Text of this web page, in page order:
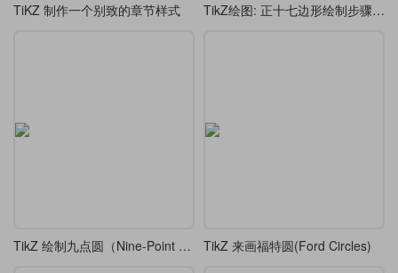
TiKZ 制作一个别致的章节样式 TikZ绘图: 正十七边形绘制步骤图(基于高斯的正十七边形证明)
TikZ 绘制九点圆（Nine-Point Circle），又称欧拉圆、费尔巴哈圆 TikZ 来画福特圆(Ford Circles)